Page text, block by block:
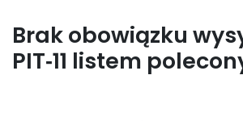
Brak obowiązku
PIT‑11 listem